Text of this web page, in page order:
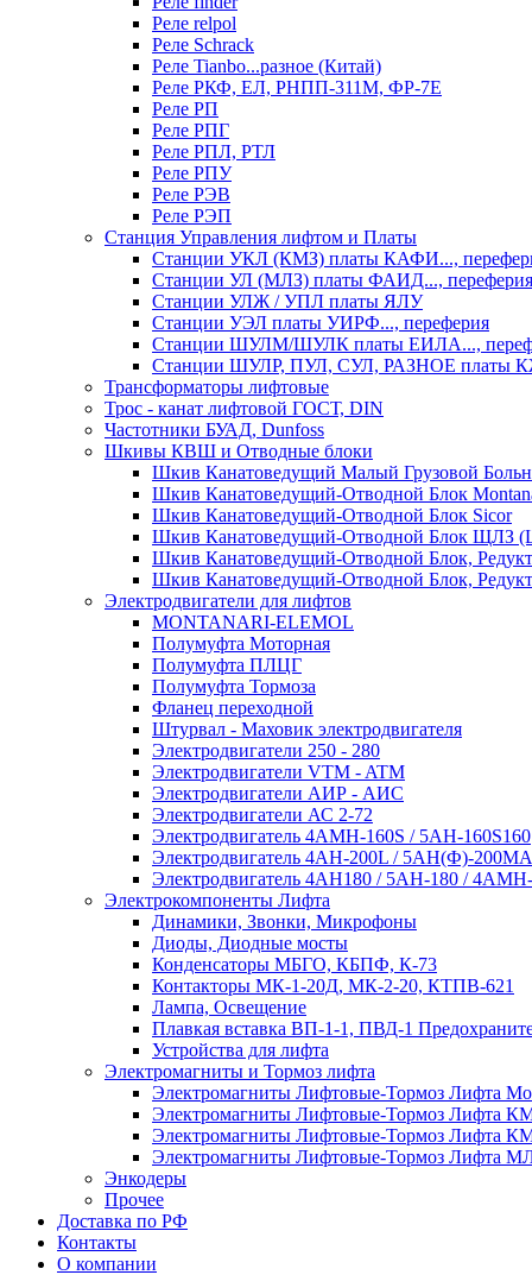
Реле relpol
Реле Schrack
Реле Tianbo...разное (Китай)
Реле РКФ, ЕЛ, РНПП-311М, ФР-7Е
Реле РП
Реле РПГ
Реле РПЛ, РТЛ
Реле РПУ
Реле РЭВ
Реле РЭП
Станция Управления лифтом и Платы
Станции УКЛ (КМЗ) платы КАФИ...,
Станции УЛ (МЛЗ) платы ФАИД..., переферия
Станции УЛЖ / УПЛ платы ЯЛУ
Станции УЭЛ платы УИРФ..., переферия
Станции ШУЛМ/ШУЛК платы ЕИЛА...,
Станции ШУЛР, ПУЛ, СУЛ, РАЗНОЕ платы
Трансформаторы лифтовые
Трос - канат лифтовой ГОСТ, DIN
Частотники БУАД, Dunfoss
Шкивы КВШ и Отводные блоки
Шкив Канатоведущий Малый Грузовой
Шкив Канатоведущий-Отводной Блок
Шкив Канатоведущий-Отводной Блок Sicor
Шкив Канатоведущий-Отводной Блок ЩЛЗ
Шкив Канатоведущий-Отводной Блок,
Шкив Канатоведущий-Отводной Блок,
Электродвигатели для лифтов
MONTANARI-ELEMOL
Полумуфта Моторная
Полумуфта ПЛЦГ
Полумуфта Тормоза
Фланец переходной
Штурвал - Маховик электродвигателя
Электродвигатели 250 - 280
Электродвигатели VTM - ATM
Электродвигатели АИР - АИС
Электродвигатели АС 2-72
Электродвигатель 4АМН-160S / 5АН-160S160
Электродвигатель 4АН-200L / 5АН(Ф)-200МА
Электродвигатель 4АН180 / 5АН-180 /
Электрокомпоненты Лифта
Динамики, Звонки, Микрофоны
Диоды, Диодные мосты
Конденсаторы МБГО, КБПФ, К-73
Контакторы МК-1-20Д, МК-2-20, КТПВ-621
Лампа, Освещение
Плавкая вставка ВП-1-1, ПВД-1
Устройства для лифта
Электромагниты и Тормоз лифта
Электромагниты Лифтовые-Тормоз Лифта
Электромагниты Лифтовые-Тормоз Лифта
Электромагниты Лифтовые-Тормоз
Электромагниты Лифтовые-Тормоз Лифта
Энкодеры
Прочее
Доставка по РФ
Контакты
О компании